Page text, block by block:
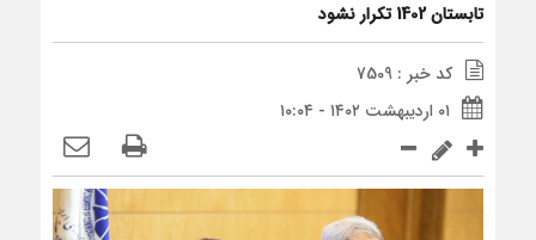
تابستان 1402 تکرار نشود
کد خبر : 7509
۰۱ اردیبهشت ۱۴۰۲ - ۱۰:۰۴